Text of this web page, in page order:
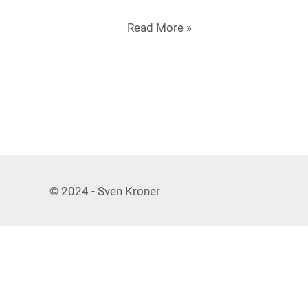
Read More »
© 2024 - Sven Kroner